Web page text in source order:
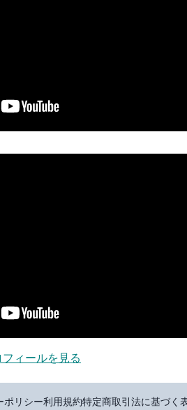
フィールを見る
ポリシー利用規約特定商取引法に基づく